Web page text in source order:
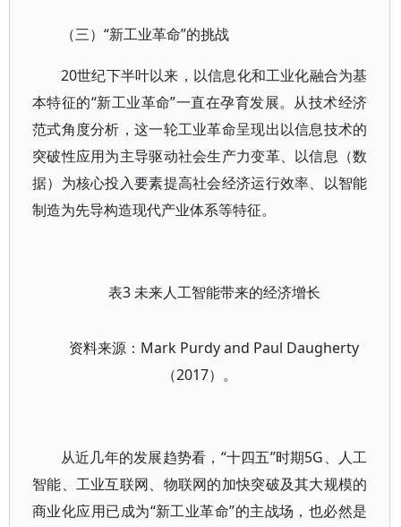
（三）“新工业革命”的挑战
20世纪下半叶以来，以信息化和工业化融合为基
本特征的“新工业革命”一直在孕育发展。从技术经济
范式角度分析，这一轮工业革命呈现出以信息技术的
突破性应用为主导驱动社会生产力变革、以信息（数
据）为核心投入要素提高社会经济运行效率、以智能
制造为先导构造现代产业体系等特征。
表3 未来人工智能带来的经济增长
资料来源：Mark Purdy and Paul Daugherty
（2017）。
从近几年的发展趋势看，“十四五”时期5G、人工
智能、工业互联网、物联网的加快突破及其大规模的
商业化应用已成为“新工业革命”的主战场，也必然是